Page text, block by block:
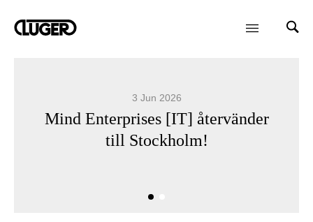
3 Jun 2026
Mind Enterprises [IT] återvänder
till Stockholm!